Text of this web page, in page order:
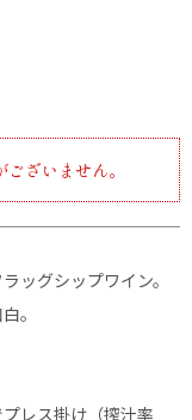
ざいません。
ッグシップワイン。
。
レス掛け（搾汁率